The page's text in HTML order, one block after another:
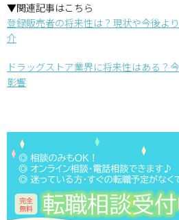
▼関連記事はこちら
登録販売者の将来性は？現状や今後よ
介
ドラッグストア業界に将来性はある？
影響